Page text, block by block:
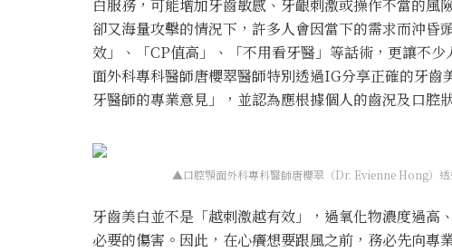
白服務，可能增加牙齒敏感、牙齦刺激或操作不當的風
卻又海量攻擊的情況下，許多人會因當下的需求而沖昏
效」、「CP值高」、「不用看牙醫」等話術，更讓不
面外科專科醫師唐櫻翠醫師特別透過IG分享正確的牙
牙醫師的專業意見」，並認為應根據個人的齒況及口腔
▲口腔顎面外科專科醫師唐櫻翠（Dr. Evienne Hong）透
牙齒美白並不是「越刺激越有效」，過氧化物濃度過高
必要的傷害。因此，在心癢想要跟風之前，務必先向專